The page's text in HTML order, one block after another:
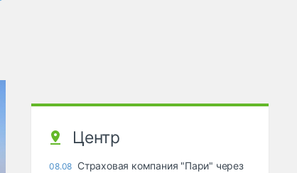
Центр
08.08 Страховая компания "Пари" через